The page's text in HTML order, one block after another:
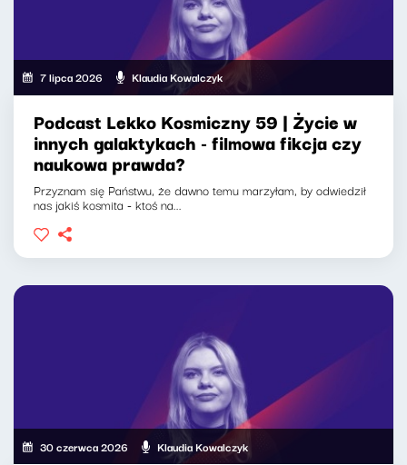
7 lipca 2026 Klaudia Kowalczyk
Podcast Lekko Kosmiczny 59 | Życie w
innych galaktykach - filmowa fikcja czy
naukowa prawda?
Przyznam się Państwu, że dawno temu marzyłam, by odwiedził
nas jakiś kosmita - ktoś na...
30 czerwca 2026 Klaudia Kowalczyk